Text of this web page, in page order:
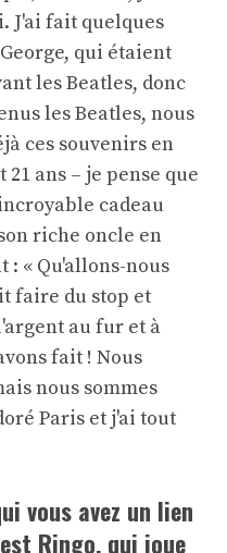
J'ai fait quelques
qui étaient
les Beatles, donc
les Beatles, nous
ces souvenirs en
ans – je pense que
cadeau
riche oncle en
: « Qu'allons-nous
faire du stop et
au fur et à
fait ! Nous
nous sommes
Paris et j'ai tout
vous avez un lien
Ringo, qui joue